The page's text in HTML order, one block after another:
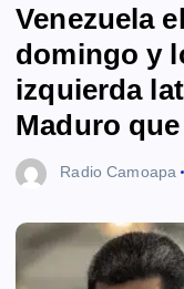
Venezuela
domingo y
izquierda
Maduro
Radio Camoapa